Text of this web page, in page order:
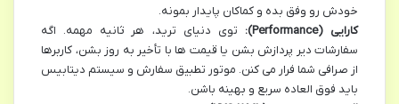
خودش رو وفق بده و کماکان پایدار بمونه.
کارایی (Performance):
توی دنیای ترید، هر ثانیه مهمه. اگه
سفارشات دیر پردازش بشن یا قیمت ها با تأخیر به روز بشن، کاربرها
از صرافی شما فرار می کنن. موتور تطبیق سفارش و سیستم دیتابیس
باید فوق العاده سریع و بهینه باشن.